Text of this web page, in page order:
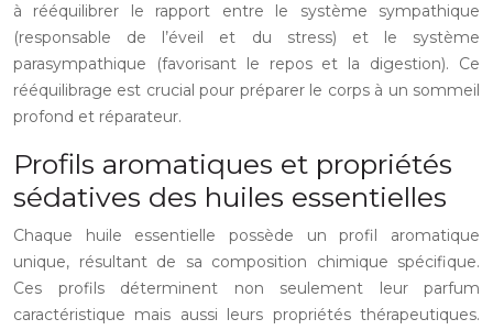
à rééquilibrer le rapport entre le système sympathique
(responsable de l’éveil et du stress) et le système
parasympathique (favorisant le repos et la digestion). Ce
rééquilibrage est crucial pour préparer le corps à un sommeil
profond et réparateur.
Profils aromatiques et propriétés
sédatives des huiles essentielles
Chaque huile essentielle possède un profil aromatique
unique, résultant de sa composition chimique spécifique.
Ces profils déterminent non seulement leur parfum
caractéristique mais aussi leurs propriétés thérapeutiques.